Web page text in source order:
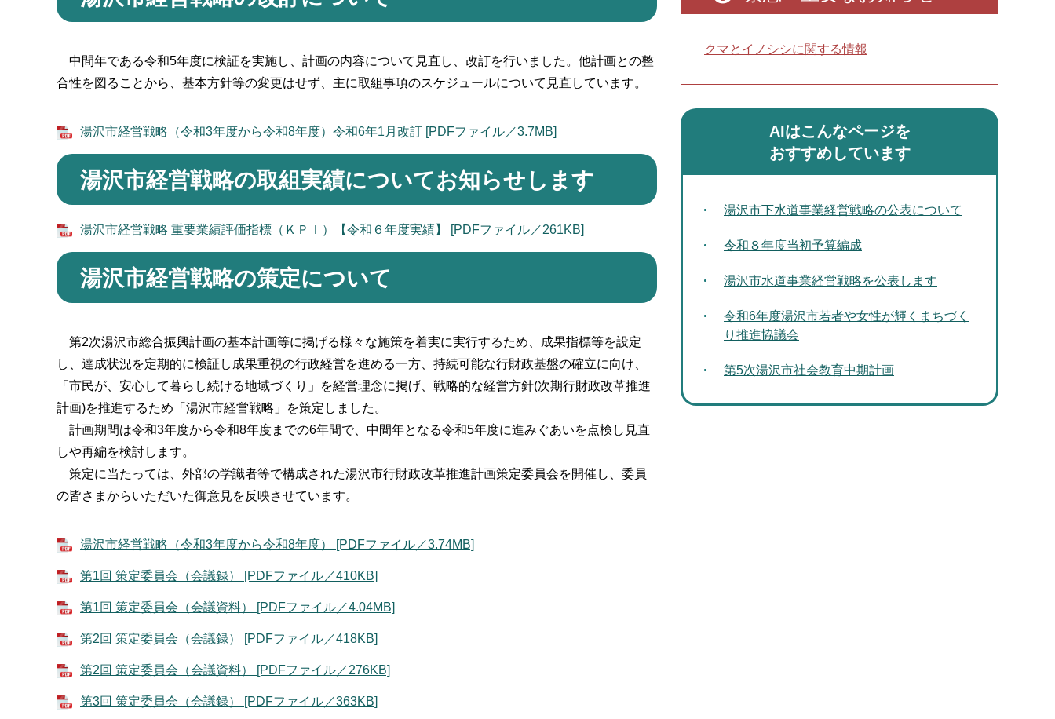
中間年である令和5年度に検証を実施し、計画の内容について見直し、改訂を行いました。他計画との整
合性を図ることから、基本方針等の変更はせず、主に取組事項のスケジュールについて見直しています。
湯沢市経営戦略（令和3年度から令和8年度）令和6年1月改訂 [PDFファイル／3.7MB]
湯沢市経営戦略の取組実績についてお知らせします
湯沢市経営戦略 重要業績評価指標（ＫＰＩ）【令和６年度実績】 [PDFファイル／261KB]
湯沢市経営戦略の策定について
第2次湯沢市総合振興計画の基本計画等に掲げる様々な施策を着実に実行するため、成果指標等を設定
し、達成状況を定期的に検証し成果重視の行政経営を進める一方、持続可能な行財政基盤の確立に向け、
「市民が、安心して暮らし続ける地域づくり」を経営理念に掲げ、戦略的な経営方針(次期行財政改革推進
計画)を推進するため「湯沢市経営戦略」を策定しました。
計画期間は令和3年度から令和8年度までの6年間で、中間年となる令和5年度に進みぐあいを点検し見直
しや再編を検討します。
策定に当たっては、外部の学識者等で構成された湯沢市行財政改革推進計画策定委員会を開催し、委員
の皆さまからいただいた御意見を反映させています。
湯沢市経営戦略（令和3年度から令和8年度） [PDFファイル／3.74MB]
第1回 策定委員会（会議録） [PDFファイル／410KB]
第1回 策定委員会（会議資料） [PDFファイル／4.04MB]
第2回 策定委員会（会議録） [PDFファイル／418KB]
第2回 策定委員会（会議資料） [PDFファイル／276KB]
第3回 策定委員会（会議録） [PDFファイル／363KB]
クマとイノシシに関する情報
AIはこんなページを
おすすめしています
湯沢市下水道事業経営戦略の公表について
令和８年度当初予算編成
湯沢市水道事業経営戦略を公表します
令和6年度湯沢市若者や女性が輝くまちづく
り推進協議会
第5次湯沢市社会教育中期計画